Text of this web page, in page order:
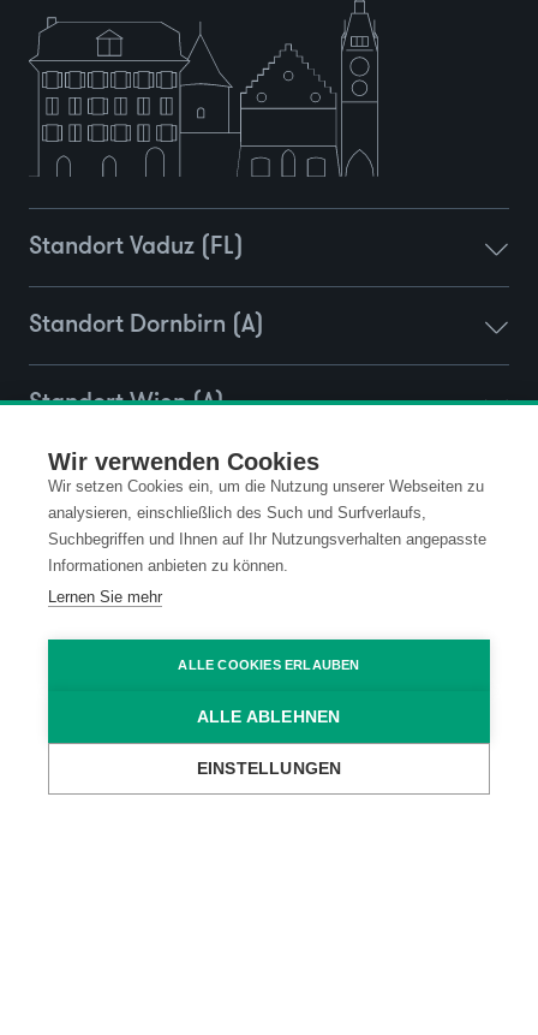
Wir verwenden Cookies
Wir setzen Cookies ein, um die Nutzung unserer Webseiten zu
analysieren, einschließlich des Such und Surfverlaufs,
Suchbegriffen und Ihnen auf Ihr Nutzungsverhalten angepasste
Informationen anbieten zu können.
Lernen Sie mehr
ALLE COOKIES ERLAUBEN
ALLE ABLEHNEN
EINSTELLUNGEN
Standort Vaduz (FL)
Standort Dornbirn (A)
Standort Wien (A)
Standort Ravensburg (D)
Kontakt
Code of Conduct